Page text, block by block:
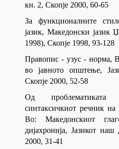
кн. 2, Скопје 2000, 60-65
За функционалните
јазик, Македонски
1998), Скопје 1998, 93-128
Правопис - узус - норма,
во јавното општење,
Скопје 2000, 52-58
Од проблематиката
синтаксичкиот речник на
Во: Македонскиот
дијахронија, Јазикот
2000, 31-41